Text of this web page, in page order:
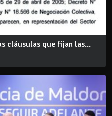
cláusulas que fijan las...